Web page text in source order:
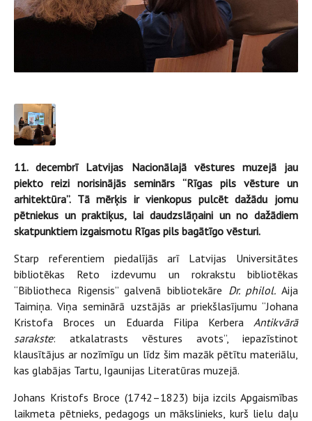
11. decembrī Latvijas Nacionālajā vēstures muzejā jau
piekto reizi norisinājās seminārs “Rīgas pils vēsture un
arhitektūra”. Tā mērķis ir vienkopus pulcēt dažādu jomu
pētniekus un praktiķus, lai daudzslāņaini un no dažādiem
skatpunktiem izgaismotu Rīgas pils bagātīgo vēsturi.
Starp referentiem piedalījās arī Latvijas Universitātes
bibliotēkas Reto izdevumu un rokrakstu bibliotēkas
“Bibliotheca Rigensis” galvenā bibliotekāre Dr. philol. Aija
Taimiņa. Viņa seminārā uzstājās ar priekšlasījumu “Johana
Kristofa Broces un Eduarda Filipa Kerbera Antikvārā
sarakste: atkalatrasts vēstures avots”, iepazīstinot
klausītājus ar nozīmīgu un līdz šim mazāk pētītu materiālu,
kas glabājas Tartu, Igaunijas Literatūras muzejā.
Johans Kristofs Broce (1742–1823) bija izcils Apgaismības
laikmeta pētnieks, pedagogs un mākslinieks, kurš lielu daļu